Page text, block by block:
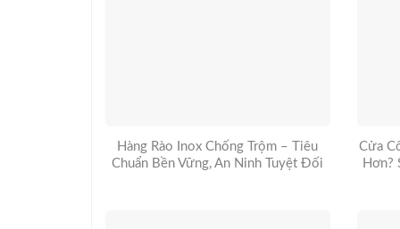
Hàng Rào Inox Chống Trộm – Tiêu
Chuẩn Bền Vững, An Ninh Tuyệt Đối
Cửa
Hơn?